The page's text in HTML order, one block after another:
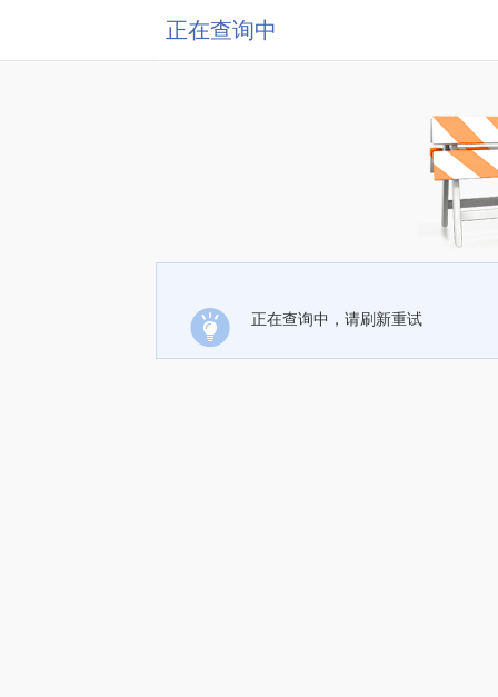
正在查询中
正在查询中，请刷新重试